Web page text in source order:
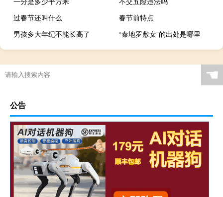
过春节还叫什么
春节前特点
男孩多大年纪不能长高了
“秦地罗敷女”的出处是哪里
☚
公告